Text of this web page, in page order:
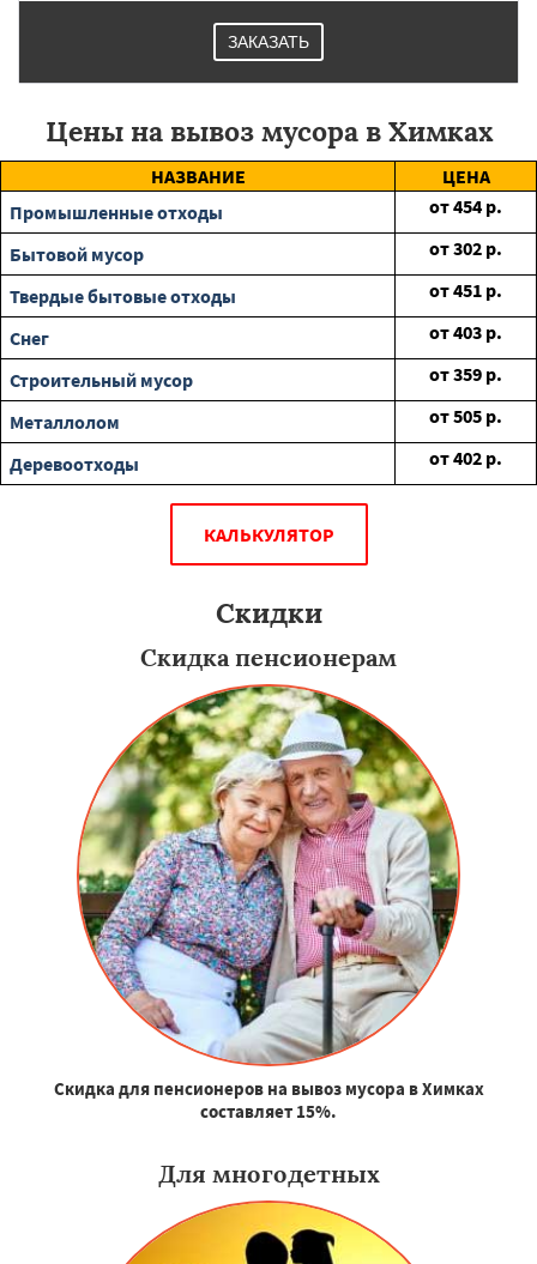
ЗАКАЗАТЬ
Цены на вывоз мусора в Химках
НАЗВАНИЕ
ЦЕНА
Промышленные отходы
от454 р.
Бытовой мусор
от302 р.
Твердые бытовые отходы
от451 р.
Снег
от403 р.
Строительный мусор
от359 р.
Металлолом
от505 р.
Деревоотходы
от402 р.
КАЛЬКУЛЯТОР
Скидки
Скидка пенсионерам
Скидка для пенсионеров на вывоз мусора в Химках
составляет 15%.
Для многодетных